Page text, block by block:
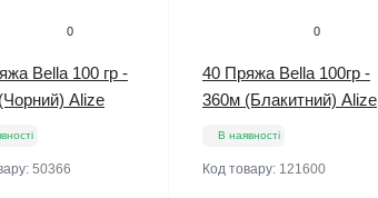
0
Bella 100 гр -
Alize
50366
0
40 Пряжа Bella 100гр -
360м (Блакитний) Alize
В наявності
Код товару: 121600